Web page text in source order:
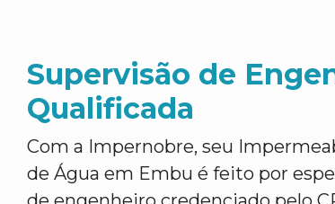
Supervisão de
Qualificada
Com a Impernobre, seu
de Água em Embu é feito por